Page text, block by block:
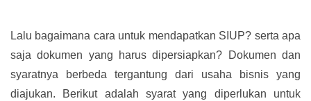
Lalu bagaimana cara untuk mendapatkan SIUP? serta apa
saja dokumen yang harus dipersiapkan? Dokumen dan
syaratnya berbeda tergantung dari usaha bisnis yang
diajukan. Berikut adalah syarat yang diperlukan untuk